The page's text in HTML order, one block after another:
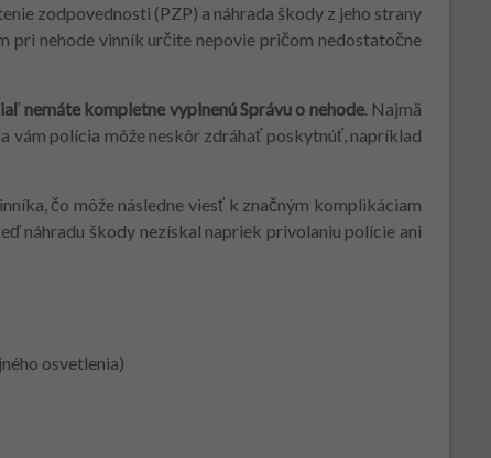
zodpovednosti (PZP) a náhrada škody z jeho strany
pri nehode vinník určite nepovie pričom nedostatočne
nemáte kompletne vyplnenú Správu o nehode. Najmä
vám polícia môže neskôr zdráhať poskytnúť, napríklad
čo môže následne viesť k značným komplikáciam
náhradu škody nezískal napriek privolaniu polície ani
osvetlenia)